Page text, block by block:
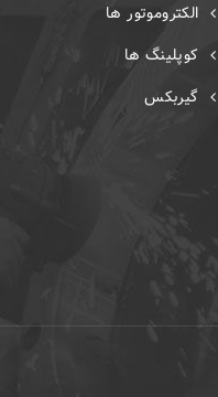
الکتروموتور ها
کوپلینگ ها
گیربکس